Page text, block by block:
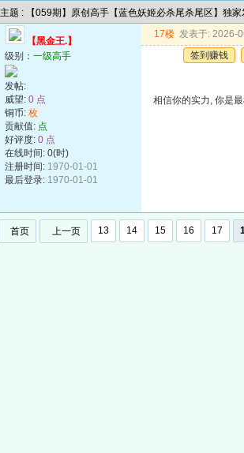
主题 : 【059期】原创高手【蓝色妖姬必杀尾杀尾区】独家
【黑金王.】
级别： 一级高手
发帖:
威望: 0 点
铜币: 枚
贡献值: 点
好评度: 0 点
在线时间: 0(时)
注册时间: 1970-01-01
最后登录: 1970-01-01
17楼 发表于: 2026-
签到赚钱
相信你的实力, 你是
首页 上一页 13 14 15 16 17